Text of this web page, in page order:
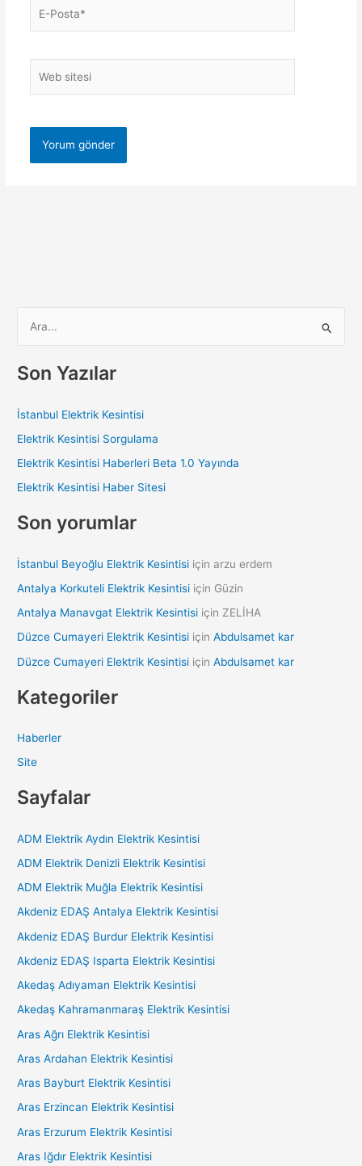
Posta*
sitesi
r
o
r
:
Son Yazılar
İstanbul Elektrik Kesintisi
Elektrik Kesintisi Sorgulama
Elektrik Kesintisi Haberleri Beta 1.0 Yayında
Elektrik Kesintisi Haber Sitesi
Son yorumlar
İstanbul Beyoğlu Elektrik Kesintisi içinarzu erdem
Antalya Korkuteli Elektrik Kesintisi için Güzin
Antalya Manavgat Elektrik Kesintisi için ZELİHA
Düzce Cumayeri Elektrik Kesintisi içinAbdulsamet kar
Düzce Cumayeri Elektrik Kesintisi içinAbdulsamet kar
Kategoriler
Haberler
Site
Sayfalar
ADM Elektrik Aydın Elektrik Kesintisi
ADM Elektrik Denizli Elektrik Kesintisi
ADM Elektrik Muğla Elektrik Kesintisi
Akdeniz EDAŞ Antalya Elektrik Kesintisi
Akdeniz EDAŞ Burdur Elektrik Kesintisi
Akdeniz EDAŞ Isparta Elektrik Kesintisi
Akedaş Adıyaman Elektrik Kesintisi
Akedaş Kahramanmaraş Elektrik Kesintisi
Aras Ağrı Elektrik Kesintisi
Aras Ardahan Elektrik Kesintisi
Aras Bayburt Elektrik Kesintisi
Aras Erzincan Elektrik Kesintisi
Aras Erzurum Elektrik Kesintisi
Aras Iğdır Elektrik Kesintisi